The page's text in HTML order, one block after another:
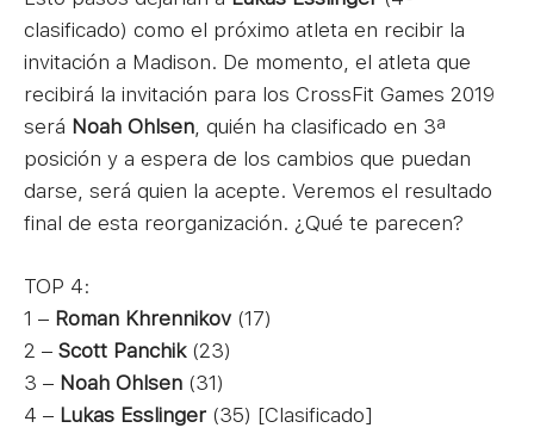
clasificado) como el próximo atleta en recibir la
invitación a Madison. De momento, el atleta que
recibirá la invitación para los CrossFit Games 2019
será Noah Ohlsen, quién ha clasificado en 3ª
posición y a espera de los cambios que puedan
darse, será quien la acepte. Veremos el resultado
final de esta reorganización. ¿Qué te parecen?
TOP 4:
1 – Roman Khrennikov (17)
2 – Scott Panchik (23)
3 – Noah Ohlsen (31)
4 – Lukas Esslinger (35) [Clasificado]